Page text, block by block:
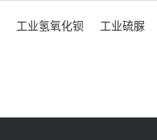
工业氢氧化钡 工业硫脲